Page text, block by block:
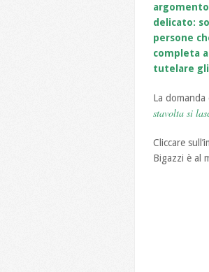
delicato:
persone
completa
tutelare
La
stavolta si
Cliccare
Bigazzi è al